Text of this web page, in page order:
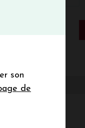
son
de
de la